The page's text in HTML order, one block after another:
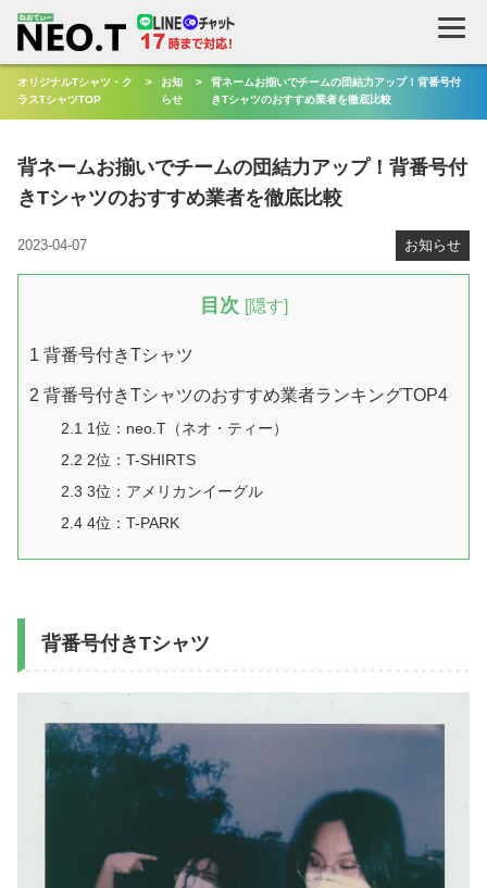
オリジナルTシャツ・ク
ラスTシャツTOP
>
お知
らせ
>
背ネームお揃いでチームの団結力アップ！背番号付
きTシャツのおすすめ業者を徹底比較
背ネームお揃いでチームの団結力アップ！背番号付
きTシャツのおすすめ業者を徹底比較
2023-04-07 お知らせ
目次 [隠す]
1 背番号付きTシャツ
2 背番号付きTシャツのおすすめ業者ランキングTOP4
2.1 1位：neo.T（ネオ・ティー）
2.2 2位：T-SHIRTS
2.3 3位：アメリカンイーグル
2.44位：T-PARK
背番号付きTシャツ
検
索